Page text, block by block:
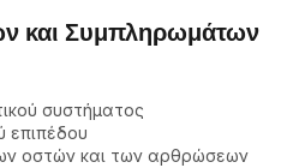
και Συμπληρωμάτων
συστήματος
επιπέδου
οστών και των αρθρώσεων